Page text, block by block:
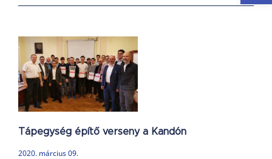
Tápegység építő verseny a Kandón
2020. március 09.